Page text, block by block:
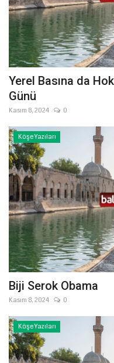
Yerel Basına da
Günü
Kasım 8, 2024 0
Köşe Yazıları
Biji Serok Obama
Kasım 8, 2024 0
Köşe Yazıları